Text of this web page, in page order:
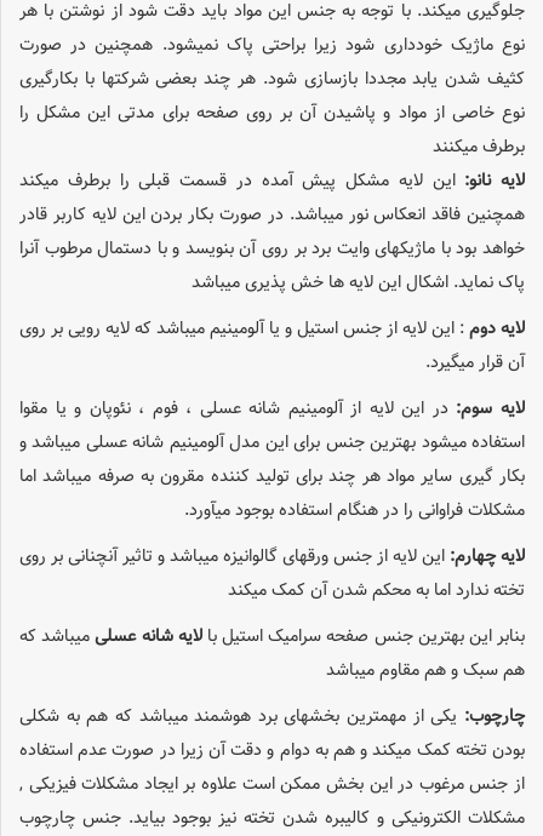
جلوگیری میکند. با توجه به جنس این مواد باید دقت شود از نوشتن با هر
نوع ماژیک خودداری شود زیرا براحتی پاک نمیشود. همچنین در صورت
کثیف شدن یابد مجددا بازسازی شود. هر چند بعضی شرکتها با بکارگیری
نوع خاصی از مواد و پاشیدن آن بر روی صفحه برای مدتی این مشکل را
برطرف میکنند
لایه نانو: این لایه مشکل پیش آمده در قسمت قبلی را برطرف میکند
همچنین فاقد انعکاس نور میباشد. در صورت بکار بردن این لایه کاربر قادر
خواهد بود با ماژیکهای وایت برد بر روی آن بنویسد و با دستمال مرطوب آنرا
پاک نماید. اشکال این لایه ها خش پذیری میباشد
لایه دوم: این لایه از جنس استیل و یا آلومینیم میباشد که لایه رویی بر روی
آن قرار میگیرد.
لایه سوم: در این لایه از آلومینیم شانه عسلی ، فوم ، نئوپان و یا مقوا
استفاده میشود بهترین جنس برای این مدل آلومینیم شانه عسلی میباشد و
بکار گیری سایر مواد هر چند برای تولید کننده مقرون به صرفه میباشد اما
مشکلات فراوانی را در هنگام استفاده بوجود میآورد.
لایه چهارم: این لایه از جنس ورقهای گالوانیزه میباشد و تاثیر آنچنانی بر روی
تخته ندارد اما به محکم شدن آن کمک میکند
بنابر این بهترین جنس صفحه سرامیک استیل با لایه شانه عسلیمیباشد که
هم سبک و هم مقاوم میباشد
چارچوب: یکی از مهمترین بخشهای برد هوشمند میباشد که هم به شکلی
بودن تخته کمک میکند و هم به دوام و دقت آن زیرا در صورت عدم استفاده
از جنس مرغوب در این بخش ممکن است علاوه بر ایجاد مشکلات فیزیکی ,
مشکلات الکترونیکی و کالیبره شدن تخته نیز بوجود بیاید. جنس چارچوب